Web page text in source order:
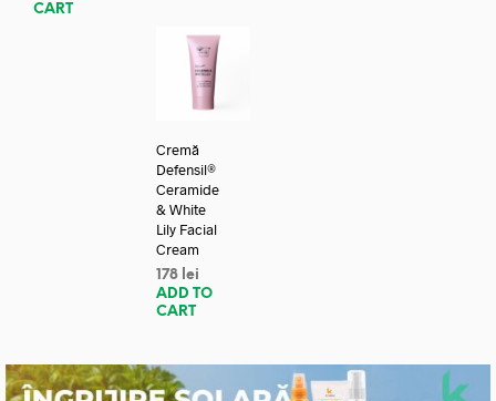
CART
Cremă
Defensil®
Ceramide
& White
Lily Facial
Cream
178 lei
ADD TO
CART